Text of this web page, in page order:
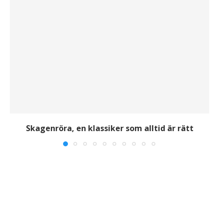
Skagenröra, en klassiker som alltid är rätt